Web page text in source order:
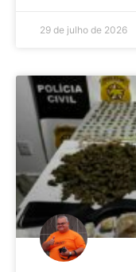
29 de julho de 2026